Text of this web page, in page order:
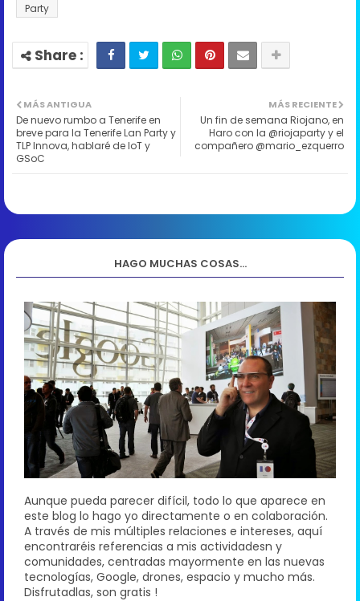
Party
MÁS RECIENTE
Un fin de semana Riojano, en
Haro con la @riojaparty y el
compañero @mario_ezquerro
MÁS ANTIGUA
De nuevo rumbo a Tenerife en
breve para la Tenerife Lan Party y
TLP Innova, hablaré de IoT y
GSoC
HAGO MUCHAS COSAS...
Aunque pueda parecer difícil, todo lo que aparece en
este blog lo hago yo directamente o en colaboración.
A través de mis múltiples relaciones e intereses, aquí
encontraréis referencias a mis actividadesn y
comunidades, centradas mayormente en las nuevas
tecnologías, Google, drones, espacio y mucho más.
Disfrutadlas, son gratis !